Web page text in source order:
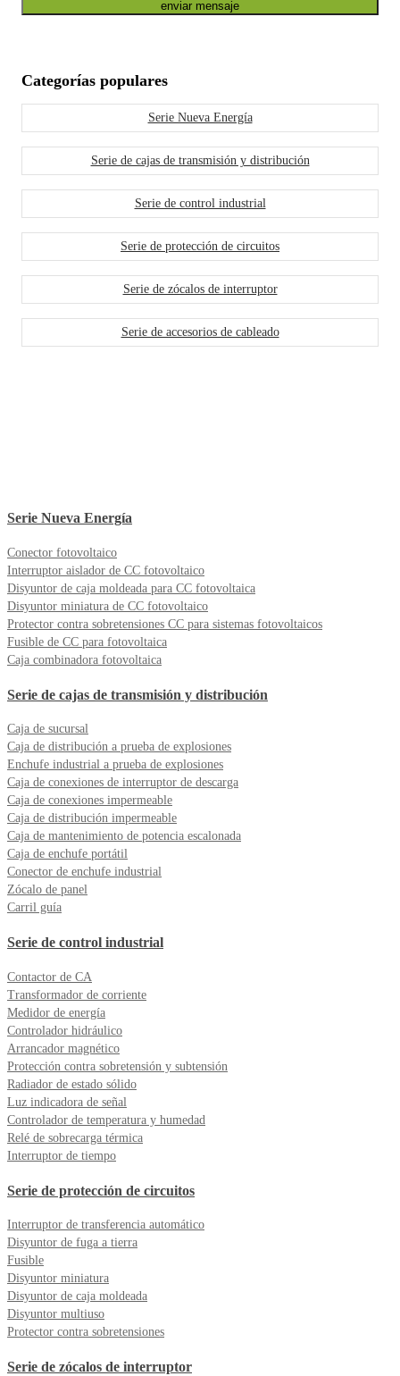
enviar mensaje
Categorías populares
Serie Nueva Energía
Serie de cajas de transmisión y distribución
Serie de control industrial
Serie de protección de circuitos
Serie de zócalos de interruptor
Serie de accesorios de cableado
Serie Nueva Energía
Conector fotovoltaico
Interruptor aislador de CC fotovoltaico
Disyuntor de caja moldeada para CC fotovoltaica
Disyuntor miniatura de CC fotovoltaico
Protector contra sobretensiones CC para sistemas fotovoltaicos
Fusible de CC para fotovoltaica
Caja combinadora fotovoltaica
Serie de cajas de transmisión y distribución
Caja de sucursal
Caja de distribución a prueba de explosiones
Enchufe industrial a prueba de explosiones
Caja de conexiones de interruptor de descarga
Caja de conexiones impermeable
Caja de distribución impermeable
Caja de mantenimiento de potencia escalonada
Caja de enchufe portátil
Conector de enchufe industrial
Zócalo de panel
Carril guía
Serie de control industrial
Contactor de CA
Transformador de corriente
Medidor de energía
Controlador hidráulico
Arrancador magnético
Protección contra sobretensión y subtensión
Radiador de estado sólido
Luz indicadora de señal
Controlador de temperatura y humedad
Relé de sobrecarga térmica
Interruptor de tiempo
Serie de protección de circuitos
Interruptor de transferencia automático
Disyuntor de fuga a tierra
Fusible
Disyuntor miniatura
Disyuntor de caja moldeada
Disyuntor multiuso
Protector contra sobretensiones
Serie de zócalos de interruptor